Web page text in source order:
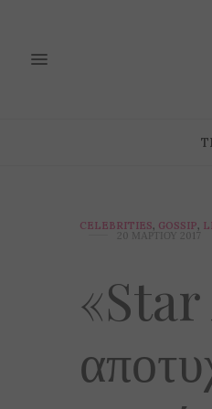
CELEBRITIES, GOSSIP,
20 ΜΑΡΤΊΟΥ 2017